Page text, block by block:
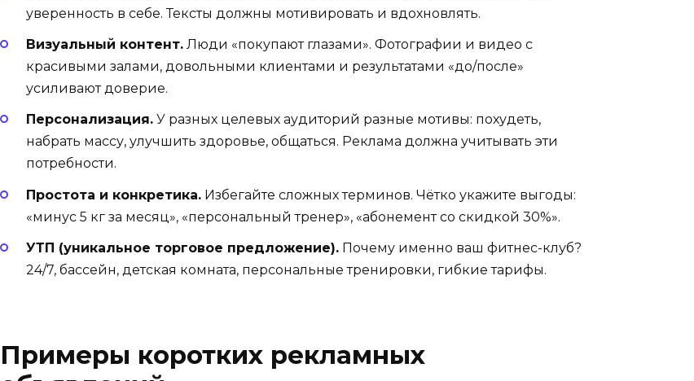
уверенность в себе. Тексты должны мотивировать и вдохновлять.
Визуальный контент. Люди «покупают глазами». Фотографии и видео с
красивыми залами, довольными клиентами и результатами «до/после»
усиливают доверие.
Персонализация. У разных целевых аудиторий разные мотивы: похудеть,
набрать массу, улучшить здоровье, общаться. Реклама должна учитывать эти
потребности.
Простота и конкретика. Избегайте сложных терминов. Чётко укажите выгоды:
«минус 5 кг за месяц», «персональный тренер», «абонемент со скидкой 30%».
УТП (уникальное торговое предложение). Почему именно ваш фитнес-клуб?
24/7, бассейн, детская комната, персональные тренировки, гибкие тарифы.
Примеры коротких рекламных